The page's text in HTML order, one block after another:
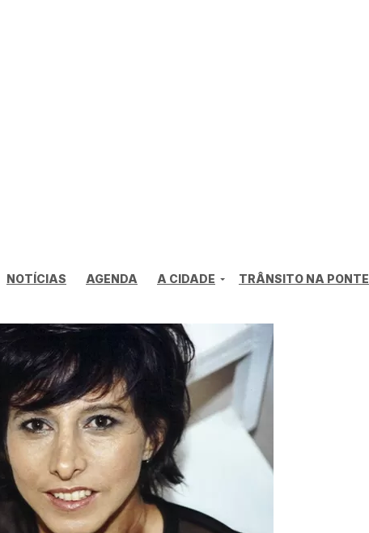
NOTÍCIAS AGENDA A CIDADE TRÂNSITO NA PONTE